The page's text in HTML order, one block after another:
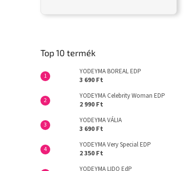
Top 10 termék
YODEYMA BOREAL EDP
3 690 Ft
YODEYMA Celebrity Woman EDP
2 990 Ft
YODEYMA VÁLIA
3 690 Ft
YODEYMA Very Special EDP
2 350 Ft
YODEYMA LIDO EdP